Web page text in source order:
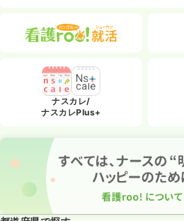
ナスカレ/
ナスカレPlus+